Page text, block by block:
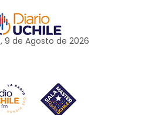
9 de Agosto de 2026